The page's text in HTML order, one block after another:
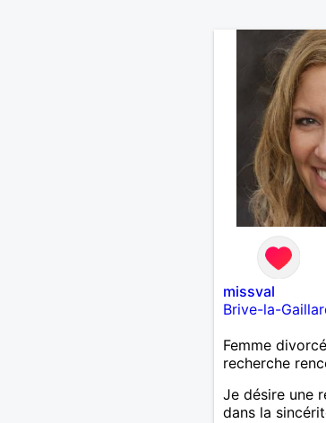
missval
Brive-la-
Femme
recherche
Je désire une
dans la